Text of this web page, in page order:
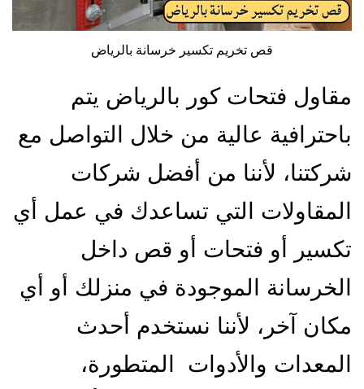
قص تخريم تكسير خرسانة بالرياض
مقاول فتحات كور بالرياض يتم
باحترافية عالية من خلال التواصل مع
شركتنا، لأننا من أفضل شركات
المقاولات التي تساعدك في عمل أي
تكسير أو فتحات أو قص داخل
الخرسانة الموجودة في منزلك أو أي
مكان آخر، لأننا نستخدم أحدث
المعدات والأدوات المتطورة،